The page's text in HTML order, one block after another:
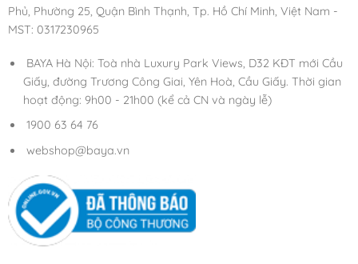
Phủ, Phường 25, Quận Bình Thạnh, Tp. Hồ Chí Minh, Việt Nam -
MST: 0317230965
BAYA Hà Nội: Toà nhà Luxury Park Views, D32 KĐT mới Cầu
Giấy, đường Trương Công Giai, Yên Hoà, Cầu Giấy. Thời gian
hoạt động: 9h00 - 21h00 (kể cả CN và ngày lễ)
1900 63 64 76
webshop@baya.vn